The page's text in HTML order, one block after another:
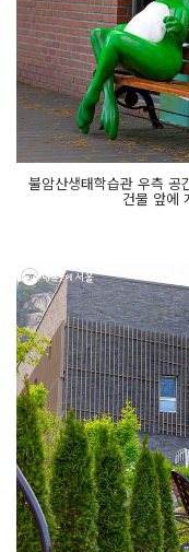
불암산생태학습관 우측 공
건물 앞에